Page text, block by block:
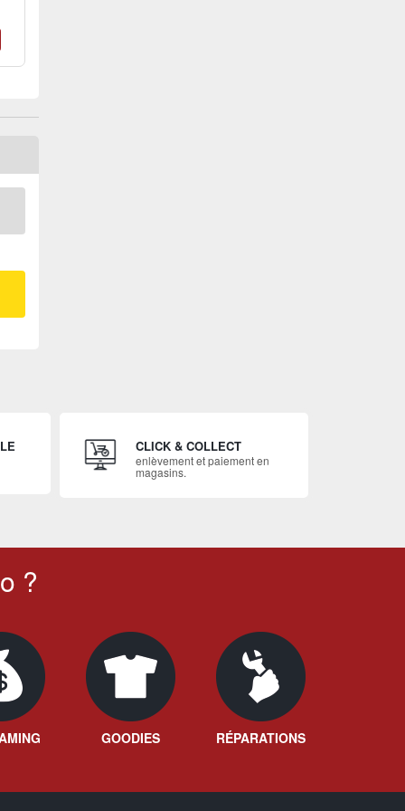
CLICK & COLLECT
enlèvement et paiement en
magasins.
?
GOODIES RÉPARATIONS